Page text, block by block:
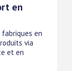
en
en
via
et en